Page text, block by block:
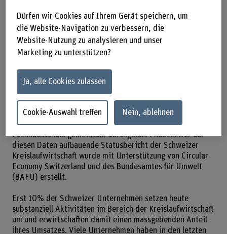
Qualitätsstandard hat gute
Voraussetzungen, die Chancen der
Kreislaufwirtschaft künftig besser zu
Die am 1.12.2021 veröffentlichte Studie basiert auf einer
repräsentativen Befragung, welche die KOF
Konjunkturforschungsstelle der ETH Zürich und das
Departement Wirtschaft der Berner
Fachhochschule gemeinsam durchgeführt haben. Der auf
diesen Daten aufbauende Statusbericht der Schweizer
Kreislaufwirtschaft wurde mit Unterstützung von Circular
Economy Switzerland und des Bundesamtes für Umwelt
(BAFU) erstellt.
Erst 10% der Schweizer Unternehmen setzen heute
substanziell Aktivitäten im Bereich der Kreislaufwirtschaft
um und erwirtschaften damit einen massgebenden Anteil
ihres Umsatzes. Viele Unternehmen haben in den letzten
Dürfen wir Cookies auf Ihrem Gerät speichern, um
die Website-Navigation zu verbessern, die
Website-Nutzung zu analysieren und unser
Marketing zu unterstützen?
Ja, alle Cookies zulassen
Cookie-Auswahl treffen Nein, ablehnen